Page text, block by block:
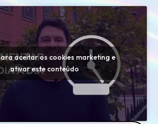
aceitar os cookies marketing e
ativar este conteúdo